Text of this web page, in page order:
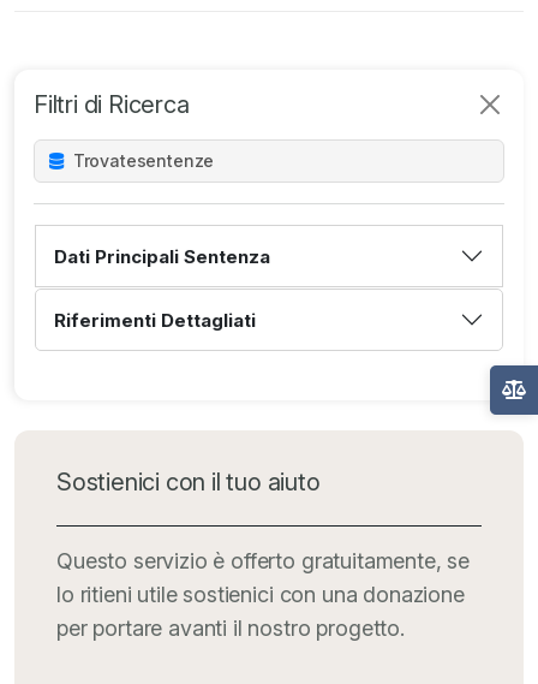
Filtri di Ricerca
Trovatesentenze
Dati Principali Sentenza
Riferimenti Dettagliati
Sostienici con il tuo aiuto
Questo servizio è offerto gratuitamente, se
lo ritieni utile sostienici con una donazione
per portare avanti il nostro progetto.